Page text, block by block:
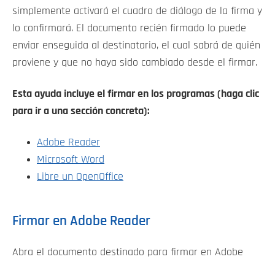
simplemente activará el cuadro de diálogo de la firma y
lo confirmará. El documento recién firmado lo puede
enviar enseguida al destinatario, el cual sabrá de quién
proviene y que no haya sido cambiado desde el firmar.
Esta ayuda incluye el firmar en los programas (haga clic
para ir a una sección concreta):
Adobe Reader
Microsoft Word
Libre un OpenOffice
Firmar en Adobe Reader
Abra el documento destinado para firmar en Adobe